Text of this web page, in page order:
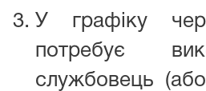
У графіку
потребує
службовець